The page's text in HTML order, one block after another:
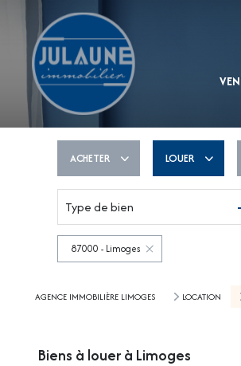
ACHETER
De l'ancien
De l'immo pro
LOUER
Type de bien
87000 - Limoges
AGENCE IMMOBILIÈRE LIMOGES LOCATION
Biens à louer à Limoges